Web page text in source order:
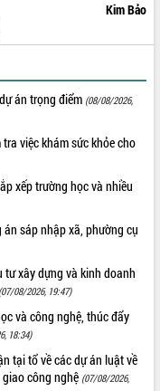
Kim Bảo
án trọng điểm (08/08/2026,
việc khám sức khỏe cho
xếp trường học và nhiều
sáp nhập xã, phường cụ
tư xây dựng và kinh doanh
(07/08/2026, 19:47)
và công nghệ, thúc đẩy
18:34)
tại tổ về các dự án luật về
công nghệ (07/08/2026,